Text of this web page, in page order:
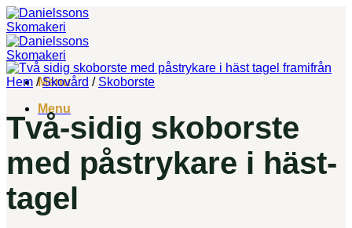
Skip
to
content
Menu
Menu
Hem / Skovård / Skoborste
Två-sidig skoborste
med påstrykare i häst-
tagel